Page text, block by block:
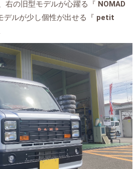
右の旧型モデルが心躍る『 NOMAD
デルが少し個性が出せる『 petit